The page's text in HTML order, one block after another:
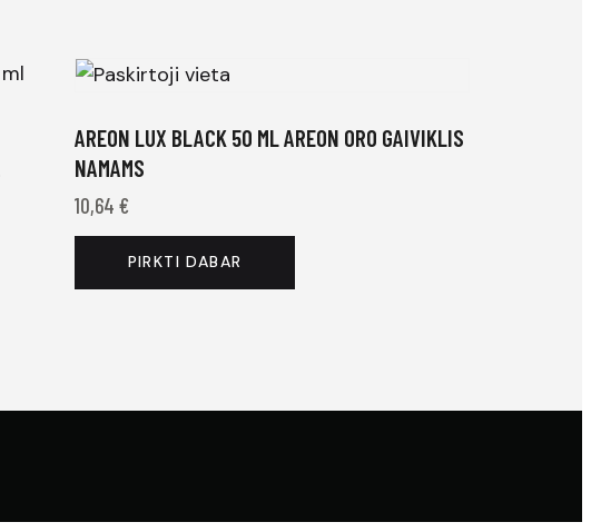
AREON LUX BLACK 50 ML AREON ORO GAIVIKLIS
NAMAMS
10,64€
PIRKTI DABAR